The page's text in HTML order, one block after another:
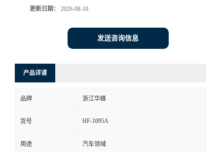
更新日期： 2026-08-10
发送咨询信息
产品详请
品牌 浙江华峰
货号 HF-1095A
用途 汽车领域